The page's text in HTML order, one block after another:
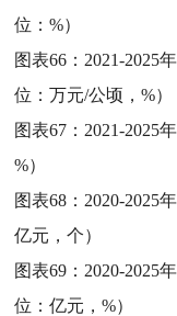
位：%）
图表66： 2021-2025
位：万元/公顷，%）
图表67： 2021-2025
%）
图表68： 2020-2025
亿元，个）
图表69： 2020-2025
位：亿元，%）